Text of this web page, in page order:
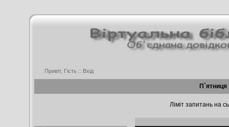
Привіт, Гість :: Вхід
П`ятниця
Ліміт запитань на